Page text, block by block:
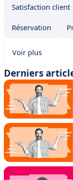
Satisfaction client
Réservation
Voir plus
Derniers